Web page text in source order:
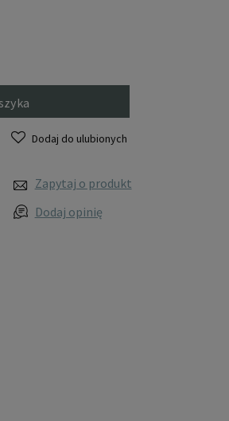
Dodaj do ulubionych
Zapytaj o produkt
Dodaj opinię